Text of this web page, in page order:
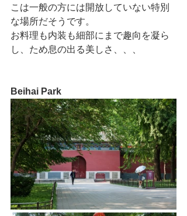
こは一般の方には開放していない特別
な場所だそうです。
お料理も内装も細部にまで趣向を凝ら
し、ため息の出る美しさ、、、
Beihai Park